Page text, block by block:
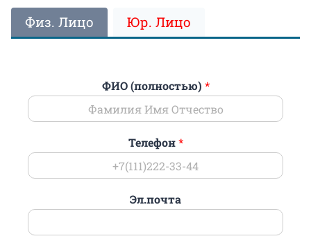
Физ. Лицо Юр. Лицо
ФИО (полностью) *
Телефон*
Эл.почта